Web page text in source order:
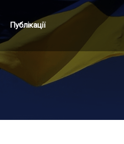
Публікації